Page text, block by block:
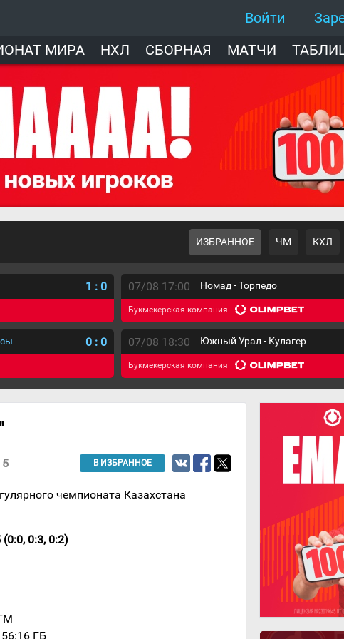
Войти
МИРА НХЛ СБОРНАЯ МАТЧИ
ИЗБРАННОЕ ЧМ КХЛ
1 : 0 07/08 17:00 Номад - Торпедо
Букмекерская компания
0 : 0 07/08 18:30 Южный Урал - Кулагер
Букмекерская компания
5 В ИЗБРАННОЕ
чемпионата Казахстана
0:3, 0:2)
ГБ